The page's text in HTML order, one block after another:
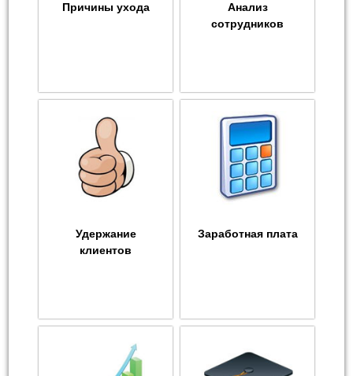
Причины ухода
Анализ
сотрудников
Удержание
клиентов
Заработная плата